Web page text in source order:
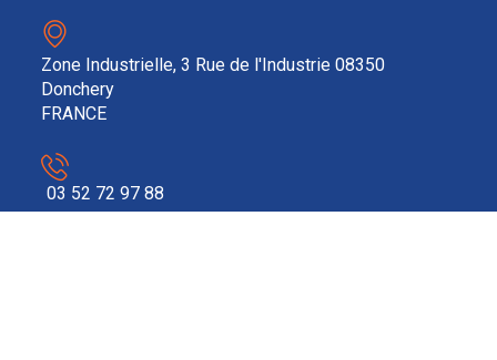
Zone Industrielle, 3 Rue de l'Industrie 08350
Donchery
FRANCE
03 52 72 97 88